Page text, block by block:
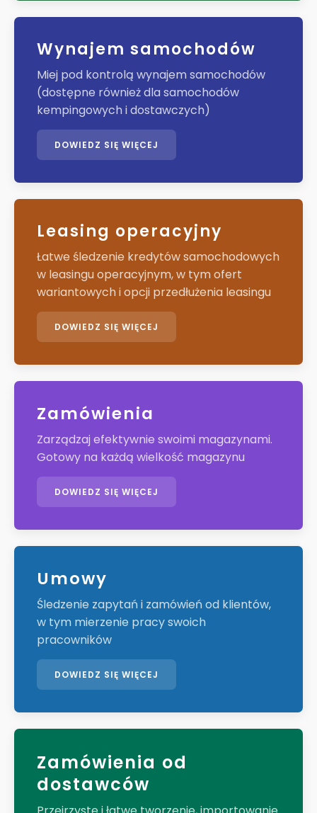
Wynajem samochodów
Miej pod kontrolą wynajem samochodów
(dostępne również dla samochodów
kempingowych i dostawczych)
DOWIEDZ SIĘ WIĘCEJ
Leasing operacyjny
Łatwe śledzenie kredytów samochodowych
w leasingu operacyjnym, w tym ofert
wariantowych i opcji przedłużenia leasingu
DOWIEDZ SIĘ WIĘCEJ
Zamówienia
Zarządzaj efektywnie swoimi magazynami.
Gotowy na każdą wielkość magazynu
DOWIEDZ SIĘ WIĘCEJ
Umowy
Śledzenie zapytań i zamówień od klientów,
w tym mierzenie pracy swoich
pracowników
DOWIEDZ SIĘ WIĘCEJ
Zamówienia od
dostawców